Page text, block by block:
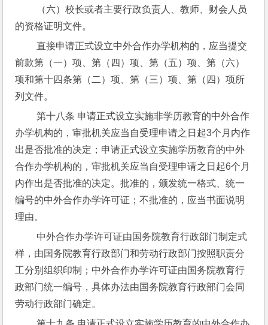
的资格证明文件。
前款第（一）项、第（四）项、第（五）项、第（六）
项和第十四条第（二）项、第（三）项、第（四）项所
列文件。
第十八条 申请正式设立实施非学历教育的中外合作
办学机构的，审批机关应当自受理申请之日起3个月内作
出是否批准的决定；申请正式设立实施学历教育的中外
合作办学机构的，审批机关应当自受理申请之日起6个月
内作出是否批准的决定。批准的，颁发统一格式、统一
编号的中外合作办学许可证；不批准的，应当书面说明
理由。
样，由国务院教育行政部门和劳动行政部门按照职责分
工分别组织印制；中外合作办学许可证由国务院教育行
政部门统一编号，具体办法由国务院教育行政部门会同
劳动行政部门确定。